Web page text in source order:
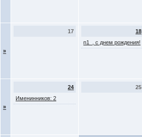
»
17
18
n1_, с днем рождения!
»
24
Именинников: 2
25